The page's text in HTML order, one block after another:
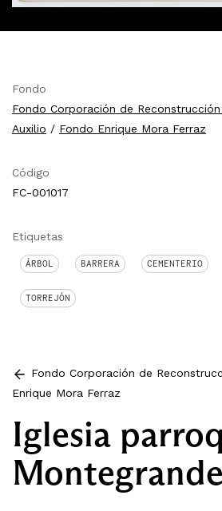
Fondo
Fondo Corporación de
Auxilio / Fondo Enrique Mora Ferraz
Código
FC-001017
Etiquetas
ÁRBOL BARRERA CEMENTERIO
TORREJÓN
Fondo Corporación de
Enrique Mora Ferraz
Iglesia
Montegrande